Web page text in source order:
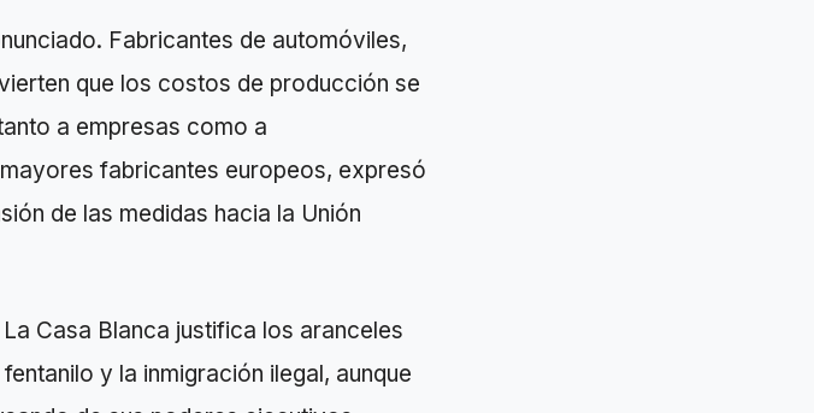
Fabricantes de automóviles,
que los costos de producción se
a empresas como a
fabricantes europeos, expresó
de las medidas hacia la Unión
Casa Blanca justifica los aranceles
y la inmigración ilegal, aunque